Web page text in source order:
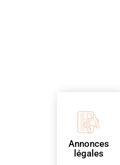
Annonces
légales